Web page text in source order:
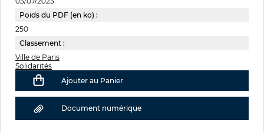
Poids du PDF (en ko) :
250
Classement :
Ville de Paris
Solidarités
Ajouter au Panier
Document numérique